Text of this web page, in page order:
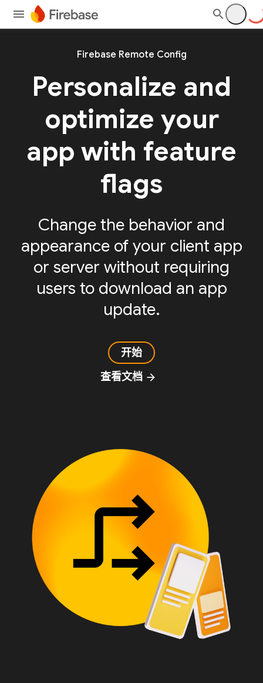
Firebase Remote Config
Personalize and
optimize your
app with feature
flags
Change the behavior and
appearance of your client app
or server without requiring
users to download an app
update.
开始
查看文档 arrow_forward